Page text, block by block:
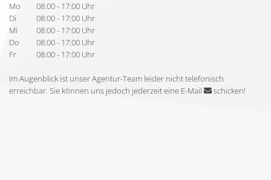
Mo
08:00 - 17:00 Uhr
Di
08:00 - 17:00 Uhr
Mi
08:00 - 17:00 Uhr
Do
08:00 - 17:00 Uhr
Fr
08:00 - 17:00 Uhr
Im Augenblick ist unser Agentur-Team leider nicht telefonisch
erreichbar. Sie können uns jedoch jederzeiteine E-Mail schicken!